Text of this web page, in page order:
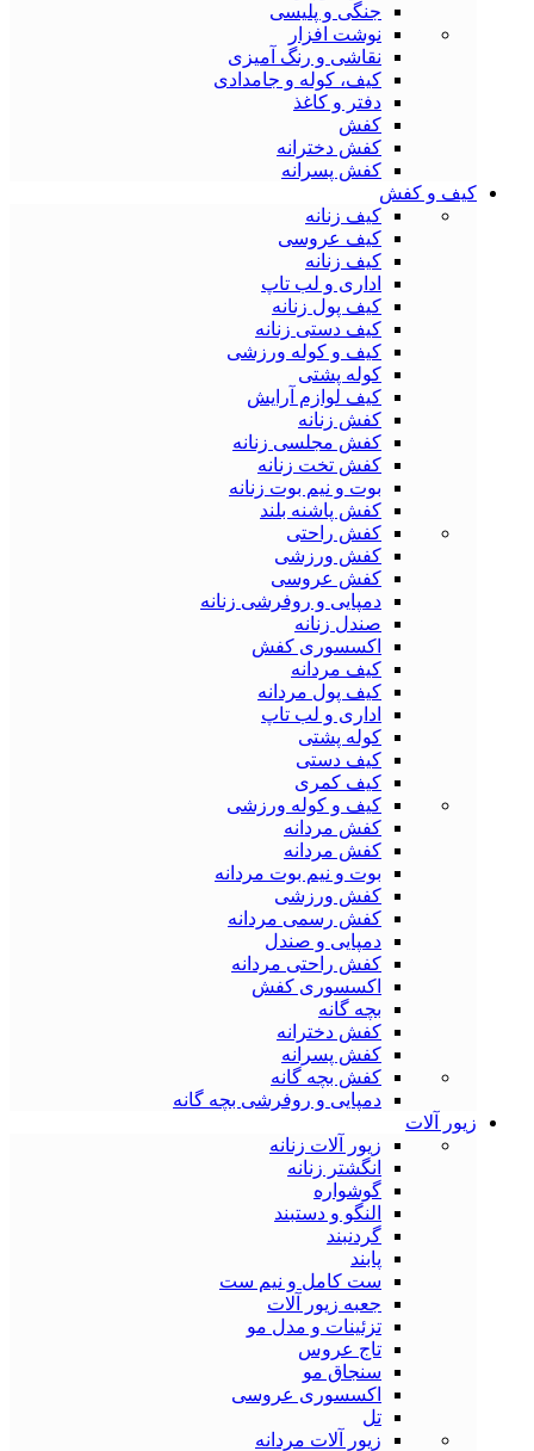
جنگی و پلیسی
نوشت افزار
نقاشی و رنگ آمیزی
کیف، کوله و جامدادی
دفتر و کاغذ
کفش
کفش دخترانه
کفش پسرانه
کیف و کفش
کیف زنانه
کیف عروسی
کیف زنانه
اداری و لب تاپ
کیف پول زنانه
کیف دستی زنانه
کیف و کوله ورزشی
کوله پشتی
کیف لوازم آرایش
کفش زنانه
کفش مجلسی زنانه
کفش تخت زنانه
بوت و نیم بوت زنانه
کفش پاشنه بلند
کفش راحتی
کفش ورزشی
کفش عروسی
دمپایی و روفرشی زنانه
صندل زنانه
اکسسوری کفش
کیف مردانه
کیف پول مردانه
اداری و لب تاپ
کوله پشتی
کیف دستی
کیف کمری
کیف و کوله ورزشی
کفش مردانه
کفش مردانه
بوت و نیم بوت مردانه
کفش ورزشی
کفش رسمی مردانه
دمپایی و صندل
کفش راحتی مردانه
اکسسوری کفش
بچه گانه
کفش دخترانه
کفش پسرانه
کفش بچه گانه
دمپایی و روفرشی بچه گانه
زیور آلات
زیور آلات زنانه
انگشتر زنانه
گوشواره
النگو و دستبند
گردنبند
پابند
ست کامل و نیم ست
جعبه زیور آلات
تزئینات و مدل مو
تاج عروس
سنجاق مو
اکسسوری عروسی
تل
زیور آلات مردانه